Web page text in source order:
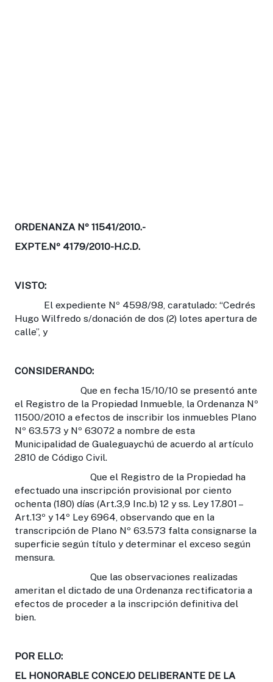
ORDENANZA Nº 11541/2010.-
EXPTE.Nº 4179/2010-H.C.D.
VISTO:
El expediente Nº 4598/98, caratulado: “Cedrés
Hugo Wilfredo s/donación de dos (2) lotes apertura de
calle”, y
CONSIDERANDO:
Que en fecha 15/10/10 se presentó ante
el Registro de la Propiedad Inmueble, la Ordenanza Nº
11500/2010 a efectos de inscribir los inmuebles Plano
Nº 63.573 y Nº 63072 a nombre de esta
Municipalidad de Gualeguaychú de acuerdo al artículo
2810 de Código Civil.
Que el Registro de la Propiedad ha
efectuado una inscripción provisional por ciento
ochenta (180) días (Art.3,9 Inc.b) 12 y ss. Ley 17.801 –
Art.13º y 14º Ley 6964, observando que en la
transcripción de Plano Nº 63.573 falta consignarse la
superficie según título y determinar el exceso según
mensura.
Que las observaciones realizadas
ameritan el dictado de una Ordenanza rectificatoria a
efectos de proceder a la inscripción definitiva del
bien.
POR ELLO:
EL HONORABLE CONCEJO DELIBERANTE DE LA